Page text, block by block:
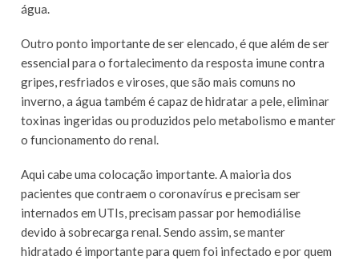
água.
Outro ponto importante de ser elencado, é que além de ser
essencial para o fortalecimento da resposta imune contra
gripes, resfriados e viroses, que são mais comuns no
inverno, a água também é capaz de hidratar a pele, eliminar
toxinas ingeridas ou produzidos pelo metabolismo e manter
o funcionamento do renal.
Aqui cabe uma colocação importante. A maioria dos
pacientes que contraem o coronavírus e precisam ser
internados em UTIs, precisam passar por hemodiálise
devido à sobrecarga renal. Sendo assim, se manter
hidratado é importante para quem foi infectado e por quem